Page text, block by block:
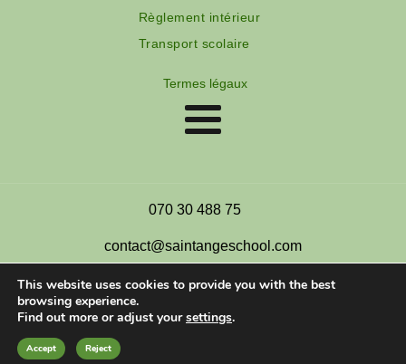
Règlement intérieur
Transport scolaire
Termes légaux
070 30 488 75
contact@saintangeschool.com
This website uses cookies to provide you with the best
browsing experience.
Find out more or adjust yoursettings.
Accept Reject